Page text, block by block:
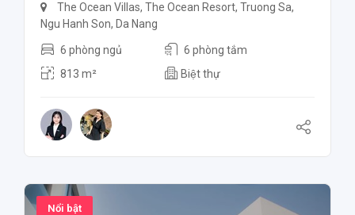
The Ocean Villas, The Ocean Resort, Truong Sa,
Ngu Hanh Son, Da Nang
6 phòng ngủ
6 phòng tắm
813 m²
Biệt thự
Nổi bật